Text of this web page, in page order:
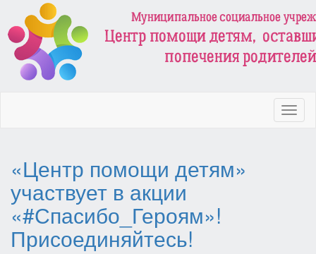
«Центр помощи детям»
участвует в акции
«#Спасибо_Героям»!
Присоединяйтесь!